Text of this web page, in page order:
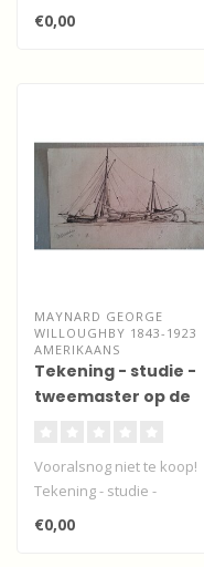
Daubigny's mill - Dordrecht
van de ..
€0,00
MAYNARD GEORGE
WILLOUGHBY 1843-1923
AMERIKAANS
Tekening - studie -
tweemaster op de
Vooralsnog niet te koop!
Tekening - studie -
tweemaster op de
Merwede, omgeving ..
€0,00